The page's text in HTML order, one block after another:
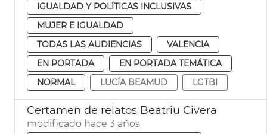
IGUALDAD Y POLÍTICAS INCLUSIVAS
MUJER E IGUALDAD
TODAS LAS AUDIENCIAS
VALENCIA
EN PORTADA
EN PORTADA TEMÁTICA
NORMAL
LUCÍA BEAMUD LGTBI
Certamen de relatos Beatriu Civera
modificado hace 3 años